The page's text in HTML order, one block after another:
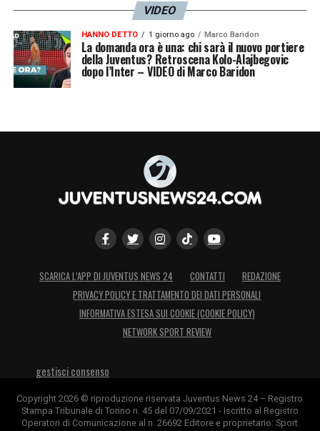
VIDEO
HANNO DETTO 1 giorno ago Marco Baridon
La domanda ora è una: chi sarà il nuovo portiere
della Juventus? Retroscena Kolo-Alajbegovic
dopo l’Inter – VIDEO di Marco Baridon
SCARICA L’APP DI JUVENTUS NEWS 24 CONTATTI
REDAZIONE
PRIVACY POLICY E TRATTAMENTO DEI DATI PERSONALI
INFORMATIVA ESTESA SUI COOKIE (COOKIE POLICY)
NETWORK SPORT REVIEW
gestisci consenso
Copyright 2026 © riproduzione riservata Juventus News 24 – Registro
Stampa Tribunale di Torino n. 45 del 07/09/2021 - Iscritto al Registro
Operatori di Comunicazione al n. 26692 Editore e proprietario: Sport